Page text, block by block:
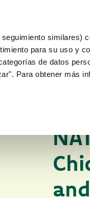
similares)
para su uso y
de datos
Para obtener más
LOVE PARA TU